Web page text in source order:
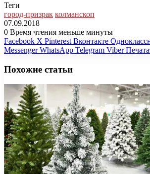
Теги
город-призрак колманскоп
07.09.2018
0 Время чтения меньше минуты
Facebook X Pinterest Вконтакте
Messenger WhatsApp Telegram Viber
Похожие статьи